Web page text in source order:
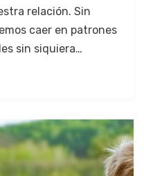
relación. Sin
caer en patrones
sin siquiera…